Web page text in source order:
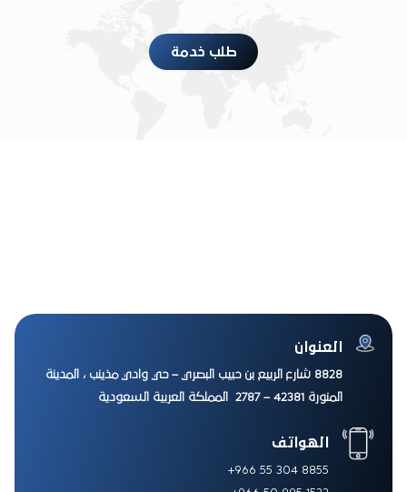
طلب خدمة
العنوان
8828 شارع الربيع بن حبيب البصري – حي وادي مذينب ، المدينة
المنورة 42381 – 2787 المملكة العربية السعودية
الهواتف
+966 55 304 8855